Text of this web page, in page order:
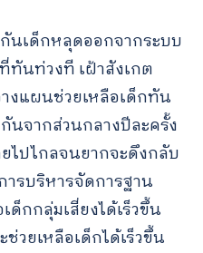
นเด็กหลุดออกจากระบบ
ทันท่วงที เฝ้าสังเกต
งแผนช่วยเหลือเด็กทัน
นจากส่วนกลางปีละครั้ง
ไปไกลจนยากจะดึงกลับ
รบริหารจัดการฐาน
ด็กกลุ่มเสี่ยงได้เร็วขึ้น
วยเหลือเด็กได้เร็วขึ้น